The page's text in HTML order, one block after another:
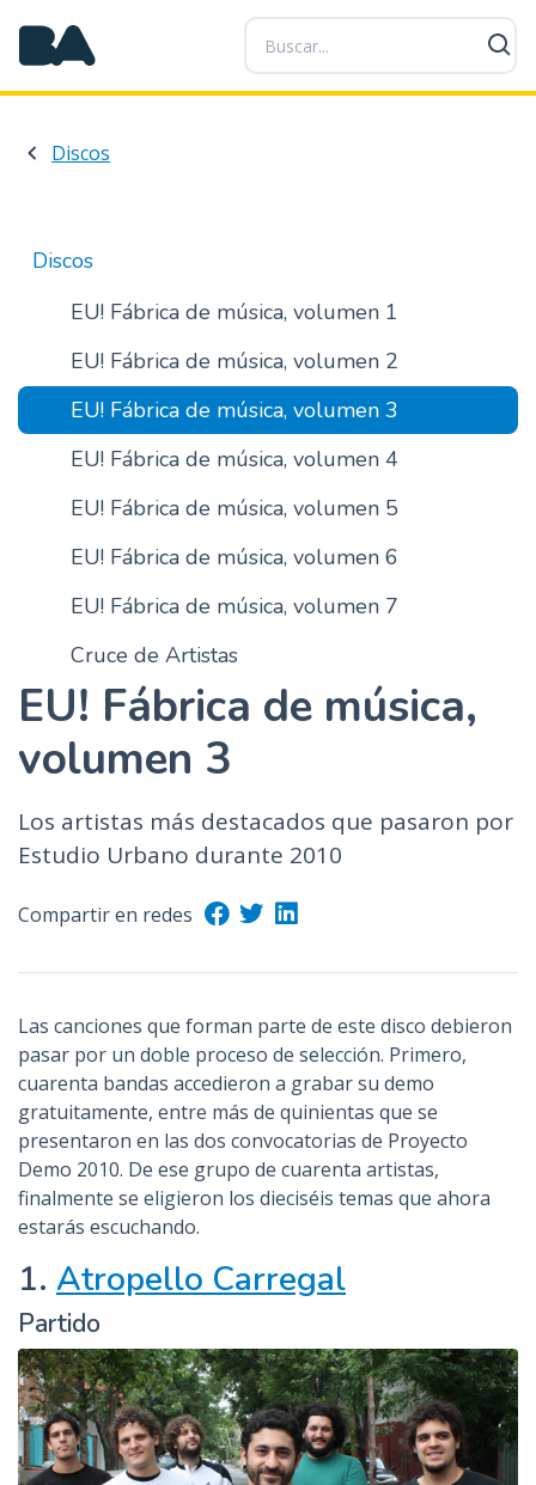
P
a
s
a
t
n
i
d
p
r
n
i
l
Discos
Discos
EU! Fábrica de música, volumen 1
EU! Fábrica de música, volumen 2
EU! Fábrica de música, volumen 3
EU! Fábrica de música, volumen 4
EU! Fábrica de música, volumen 5
EU! Fábrica de música, volumen 6
EU! Fábrica de música, volumen 7
Cruce de Artistas
EU! Fábrica de música,
volumen 3
Los artistas más destacados que pasaron por
Estudio Urbano durante 2010
Compartir en redes
Las canciones que forman parte de este disco debieron
pasar por un doble proceso de selección. Primero,
cuarenta bandas accedieron a grabar su demo
gratuitamente, entre más de quinientas que se
presentaron en las dos convocatorias de Proyecto
Demo 2010. De ese grupo de cuarenta artistas,
finalmente se eligieron los dieciséis temas que ahora
estarás escuchando.
1. Atropello Carregal
Partido